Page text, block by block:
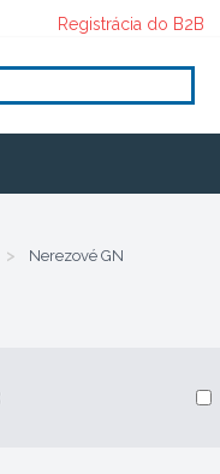
Registrácia do B2B
> Nerezové GN